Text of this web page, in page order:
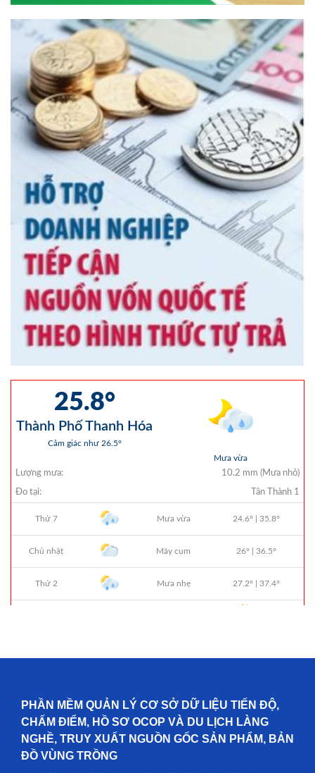
PHẦN MỀM QUẢN LÝ CƠ SỞ DỮ LIỆU TIẾN ĐỘ,
CHẤM ĐIỂM, HỒ SƠ OCOP VÀ DU LỊCH LÀNG
NGHỀ, TRUY XUẤT NGUỒN GỐC SẢN PHẨM, BẢN
ĐỒ VÙNG TRỒNG